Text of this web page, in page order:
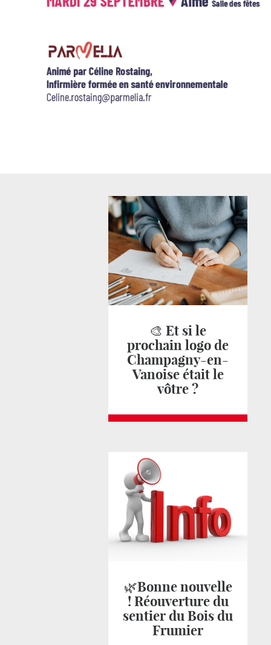
🎨 Et si le
prochain logo de
Champagny-en-
Vanoise était le
vôtre ?
🌿Bonne nouvelle
! Réouverture du
sentier du Bois du
Frumier